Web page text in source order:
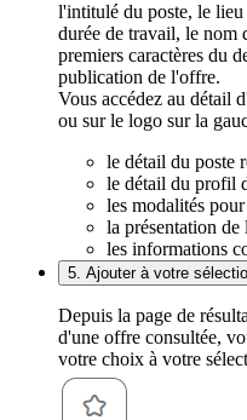
l'intitulé du poste, le
durée de travail, le nom
premiers caractères du
publication de l'offre.
Vous accédez au détail
ou sur le logo sur la
le détail du poste
le détail du profil
les modalités
la présentation de
les informations
5. Ajouter à votre
Depuis la page de
d'une offre consultée,
votre choix à votre